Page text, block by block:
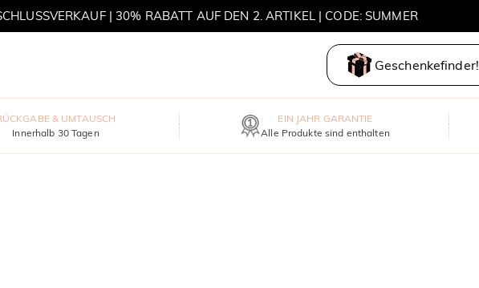
| 30% RABATT AUF DEN 2. ARTIKEL | CODE: SUMMER
Geschenkefinder!
& UMTAUSCH
Innerhalb 30 Tagen
EIN JAHR GARANTIE
Alle Produkte sind enthalten